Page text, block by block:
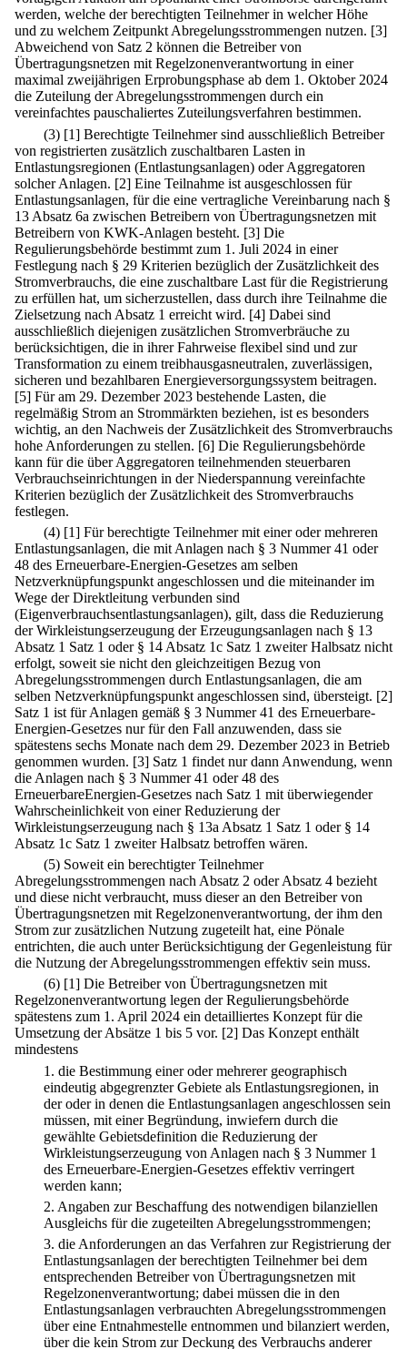
werden, welche der berechtigten Teilnehmer in welcher Höhe
und zu welchem Zeitpunkt Abregelungsstrommengen nutzen. [3]
Abweichend von Satz 2 können die Betreiber von
Übertragungsnetzen mit Regelzonenverantwortung in einer
maximal zweijährigen Erprobungsphase ab dem 1. Oktober 2024
die Zuteilung der Abregelungsstrommengen durch ein
vereinfachtes pauschaliertes Zuteilungsverfahren bestimmen.
(3) [1] Berechtigte Teilnehmer sind ausschließlich Betreiber
von registrierten zusätzlich zuschaltbaren Lasten in
Entlastungsregionen (Entlastungsanlagen) oder Aggregatoren
solcher Anlagen. [2] Eine Teilnahme ist ausgeschlossen für
Entlastungsanlagen, für die eine vertragliche Vereinbarung nach §
13 Absatz 6a zwischen Betreibern von Übertragungsnetzen mit
Betreibern von KWK-Anlagen besteht. [3] Die
Regulierungsbehörde bestimmt zum 1. Juli 2024 in einer
Festlegung nach § 29 Kriterien bezüglich der Zusätzlichkeit des
Stromverbrauchs, die eine zuschaltbare Last für die Registrierung
zu erfüllen hat, um sicherzustellen, dass durch ihre Teilnahme die
Zielsetzung nach Absatz 1 erreicht wird. [4] Dabei sind
ausschließlich diejenigen zusätzlichen Stromverbräuche zu
berücksichtigen, die in ihrer Fahrweise flexibel sind und zur
Transformation zu einem treibhausgasneutralen, zuverlässigen,
sicheren und bezahlbaren Energieversorgungssystem beitragen.
[5] Für am 29. Dezember 2023 bestehende Lasten, die
regelmäßig Strom an Strommärkten beziehen, ist es besonders
wichtig, an den Nachweis der Zusätzlichkeit des Stromverbrauchs
hohe Anforderungen zu stellen. [6] Die Regulierungsbehörde
kann für die über Aggregatoren teilnehmenden steuerbaren
Verbrauchseinrichtungen in der Niederspannung vereinfachte
Kriterien bezüglich der Zusätzlichkeit des Stromverbrauchs
festlegen.
(4) [1] Für berechtigte Teilnehmer mit einer oder mehreren
Entlastungsanlagen, die mit Anlagen nach § 3 Nummer 41 oder
48 des Erneuerbare-Energien-Gesetzes am selben
Netzverknüpfungspunkt angeschlossen und die miteinander im
Wege der Direktleitung verbunden sind
(Eigenverbrauchsentlastungsanlagen), gilt, dass die Reduzierung
der Wirkleistungserzeugung der Erzeugungsanlagen nach § 13
Absatz 1 Satz 1 oder § 14 Absatz 1c Satz 1 zweiter Halbsatz nicht
erfolgt, soweit sie nicht den gleichzeitigen Bezug von
Abregelungsstrommengen durch Entlastungsanlagen, die am
selben Netzverknüpfungspunkt angeschlossen sind, übersteigt. [2]
Satz 1 ist für Anlagen gemäß § 3 Nummer 41 des Erneuerbare-
Energien-Gesetzes nur für den Fall anzuwenden, dass sie
spätestens sechs Monate nach dem 29. Dezember 2023 in Betrieb
genommen wurden. [3] Satz 1 findet nur dann Anwendung, wenn
die Anlagen nach § 3 Nummer 41 oder 48 des
ErneuerbareEnergien-Gesetzes nach Satz 1 mit überwiegender
Wahrscheinlichkeit von einer Reduzierung der
Wirkleistungserzeugung nach § 13a Absatz 1 Satz 1 oder § 14
Absatz 1c Satz 1 zweiter Halbsatz betroffen wären.
(5) Soweit ein berechtigter Teilnehmer
Abregelungsstrommengen nach Absatz 2 oder Absatz 4 bezieht
und diese nicht verbraucht, muss dieser an den Betreiber von
Übertragungsnetzen mit Regelzonenverantwortung, der ihm den
Strom zur zusätzlichen Nutzung zugeteilt hat, eine Pönale
entrichten, die auch unter Berücksichtigung der Gegenleistung für
die Nutzung der Abregelungsstrommengen effektiv sein muss.
(6) [1] Die Betreiber von Übertragungsnetzen mit
Regelzonenverantwortung legen der Regulierungsbehörde
spätestens zum 1. April 2024 ein detailliertes Konzept für die
Umsetzung der Absätze 1 bis 5 vor. [2] Das Konzept enthält
mindestens
1. die Bestimmung einer oder mehrerer geographisch
eindeutig abgegrenzter Gebiete als Entlastungsregionen, in
der oder in denen die Entlastungsanlagen angeschlossen sein
müssen, mit einer Begründung, inwiefern durch die
gewählte Gebietsdefinition die Reduzierung der
Wirkleistungserzeugung von Anlagen nach § 3 Nummer 1
des Erneuerbare-Energien-Gesetzes effektiv verringert
werden kann;
2. Angaben zur Beschaffung des notwendigen bilanziellen
Ausgleichs für die zugeteilten Abregelungsstrommengen;
3. die Anforderungen an das Verfahren zur Registrierung der
Entlastungsanlagen der berechtigten Teilnehmer bei dem
entsprechenden Betreiber von Übertragungsnetzen mit
Regelzonenverantwortung; dabei müssen die in den
Entlastungsanlagen verbrauchten Abregelungsstrommengen
über eine Entnahmestelle entnommen und bilanziert werden,
über die kein Strom zur Deckung des Verbrauchs anderer